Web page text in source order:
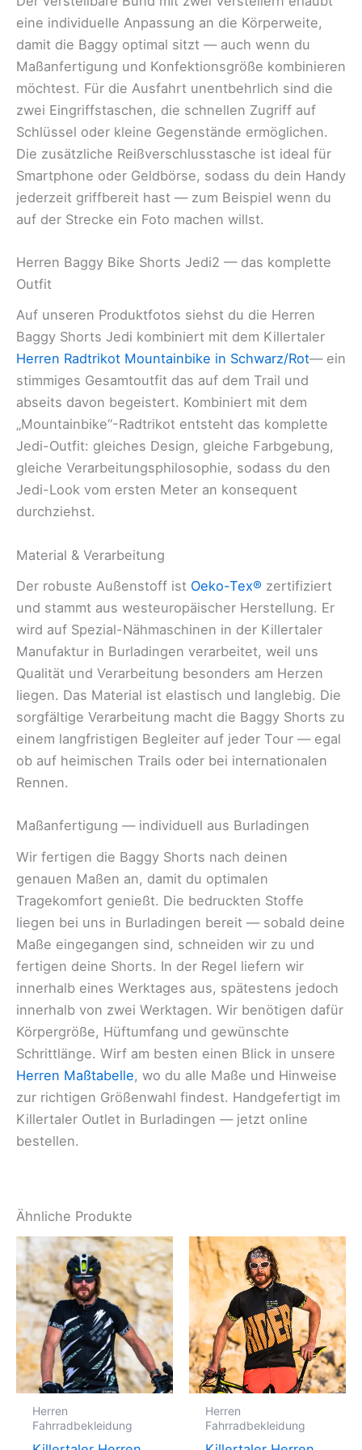
eine individuelle Anpassung an die Körperweite,
damit die Baggy optimal sitzt — auch wenn du
Maßanfertigung und Konfektionsgröße kombinieren
möchtest. Für die Ausfahrt unentbehrlich sind die
zwei Eingriffstaschen, die schnellen Zugriff auf
Schlüssel oder kleine Gegenstände ermöglichen.
Die zusätzliche Reißverschlusstasche ist ideal für
Smartphone oder Geldbörse, sodass du dein Handy
jederzeit griffbereit hast — zum Beispiel wenn du
auf der Strecke ein Foto machen willst.
Herren Baggy Bike Shorts Jedi2 — das komplette
Outfit
Auf unseren Produktfotos siehst du die Herren
Baggy Shorts Jedi kombiniert mit dem Killertaler
Herren Radtrikot Mountainbike in Schwarz/Rot— ein
stimmiges Gesamtoutfit das auf dem Trail und
abseits davon begeistert. Kombiniert mit dem
„Mountainbike“-Radtrikot entsteht das komplette
Jedi-Outfit: gleiches Design, gleiche Farbgebung,
gleiche Verarbeitungsphilosophie, sodass du den
Jedi-Look vom ersten Meter an konsequent
durchziehst.
Material & Verarbeitung
Der robuste Außenstoff ist Oeko-Tex® zertifiziert
und stammt aus westeuropäischer Herstellung. Er
wird auf Spezial-Nähmaschinen in der Killertaler
Manufaktur in Burladingen verarbeitet, weil uns
Qualität und Verarbeitung besonders am Herzen
liegen. Das Material ist elastisch und langlebig. Die
sorgfältige Verarbeitung macht die Baggy Shorts zu
einem langfristigen Begleiter auf jeder Tour — egal
ob auf heimischen Trails oder bei internationalen
Rennen.
Maßanfertigung — individuell aus Burladingen
Wir fertigen die Baggy Shorts nach deinen
genauen Maßen an, damit du optimalen
Tragekomfort genießt. Die bedruckten Stoffe
liegen bei uns in Burladingen bereit — sobald deine
Maße eingegangen sind, schneiden wir zu und
fertigen deine Shorts. In der Regel liefern wir
innerhalb eines Werktages aus, spätestens jedoch
innerhalb von zwei Werktagen. Wir benötigen dafür
Körpergröße, Hüftumfang und gewünschte
Schrittlänge. Wirf am besten einen Blick in unsere
Herren Maßtabelle, wo du alle Maße und Hinweise
zur richtigen Größenwahl findest. Handgefertigt im
Killertaler Outlet in Burladingen — jetzt online
bestellen.
Ähnliche Produkte
Herren
Fahrradbekleidung
Herren
Fahrradbekleidung